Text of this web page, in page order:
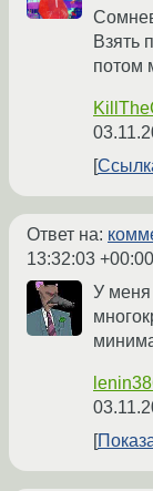
Взять
потом
Ответ на:
13:32:03 +00:00
У меня